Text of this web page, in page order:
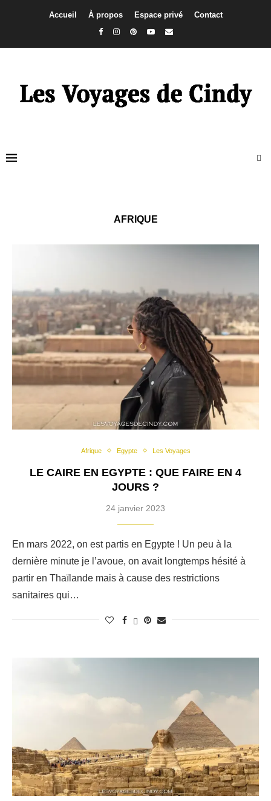
Accueil À propos Espace privé Contact
AFRIQUE
Afrique Egypte Les Voyages
LE CAIRE EN EGYPTE : QUE FAIRE EN 4
JOURS ?
24 janvier 2023
En mars 2022, on est partis en Egypte ! Un peu à la
dernière minute je l’avoue, on avait longtemps hésité à
partir en Thaïlande mais à cause des restrictions
sanitaires qui…